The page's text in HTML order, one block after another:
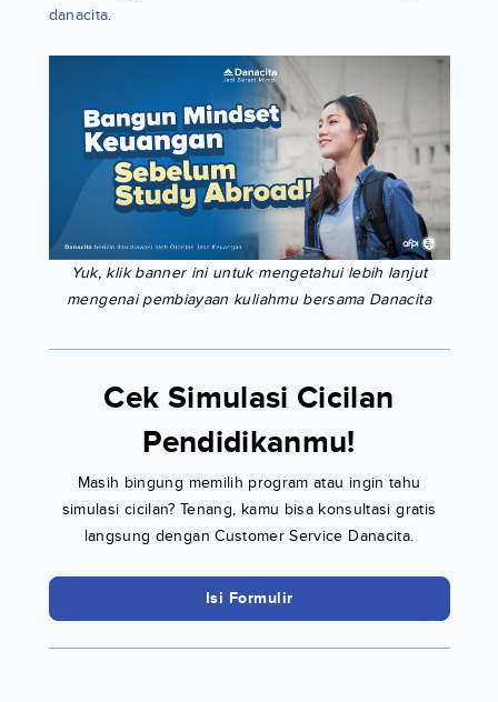
danacita.
Yuk, klik banner ini untuk mengetahui lebih lanjut
mengenai pembiayaan kuliahmu bersama Danacita
Cek Simulasi Cicilan
Pendidikanmu!
Masih bingung memilih program atau ingin tahu
simulasi cicilan? Tenang, kamu bisa konsultasi gratis
langsung dengan Customer Service Danacita.
Isi Formulir